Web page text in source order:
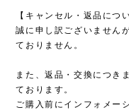
【キャンセル・返品につ
誠に申し訳ございません
ておりません。
また、返品・交換につき
ております。
ご購入前にインフォメー